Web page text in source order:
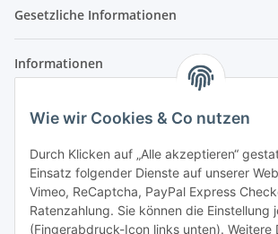
Wie wir Cookies & Co nutzen
Durch Klicken auf „Alle akzeptieren“
Einsatz folgender Dienste auf unserer
Vimeo, ReCaptcha, PayPal Express
Ratenzahlung. Sie können die Einstellung
(Fingerabdruck-Icon links unten). Weitere
Gesetzliche Informationen
Informationen
Zahlung und Versand